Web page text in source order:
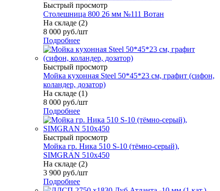
Быстрый просмотр
Столешница 800 26 мм №111 Вотан
На складе (2)
8 000 руб./шт
Подробнее
Быстрый просмотр
Мойка кухонная Steel 50*45*23 см, графит (сифон,
коландер, дозатор)
На складе (1)
8 000 руб./шт
Подробнее
Быстрый просмотр
Мойка гр. Ника 510 S-10 (тёмно-серый),
SIMGRAN 510х450
На складе (2)
3 900 руб./шт
Подробнее